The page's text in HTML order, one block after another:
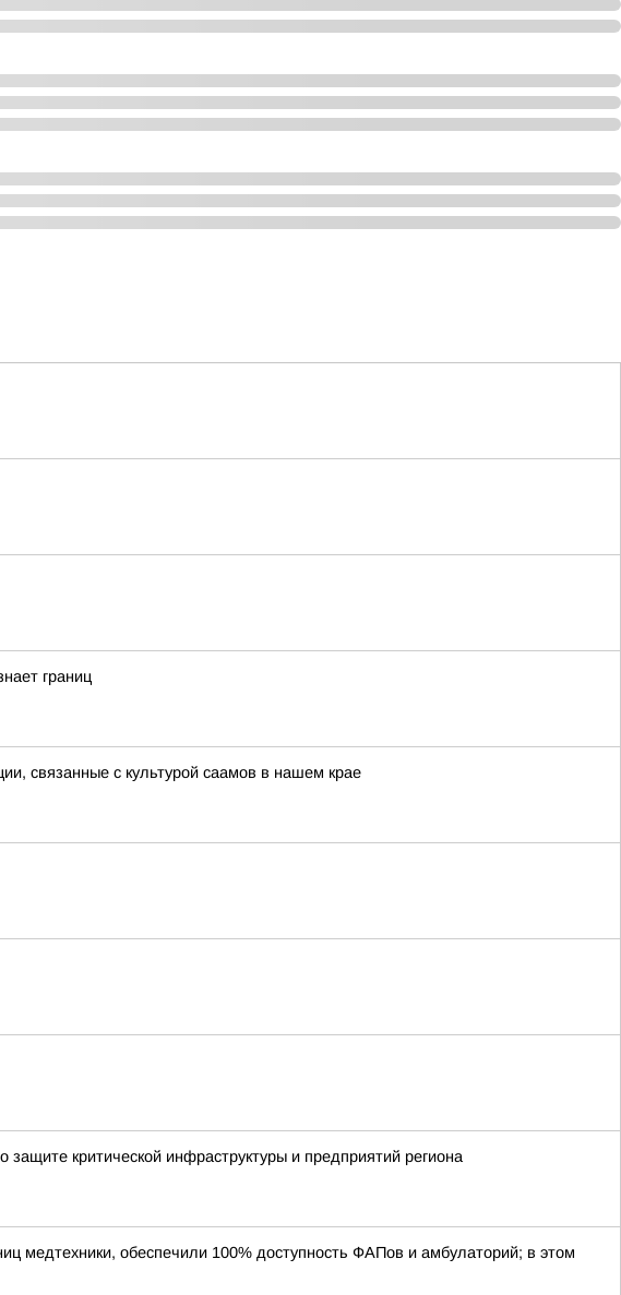
границ
связанные с культурой саамов в нашем крае
критической инфраструктуры и предприятий региона
медтехники, обеспечили 100% доступность ФАПов и амбулаторий; в этом